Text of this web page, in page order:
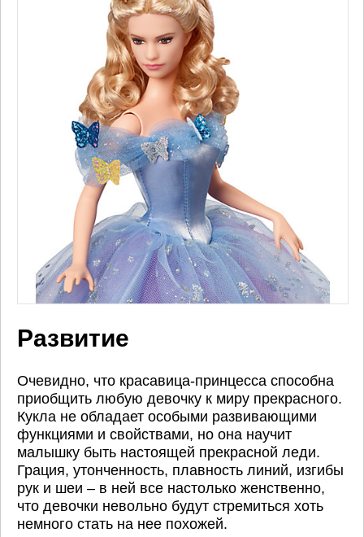
Развитие
Очевидно, что красавица-принцесса способна
приобщить любую девочку к миру прекрасного.
Кукла не обладает особыми развивающими
функциями и свойствами, но она научит
малышку быть настоящей прекрасной леди.
Грация, утонченность, плавность линий, изгибы
рук и шеи – в ней все настолько женственно,
что девочки невольно будут стремиться хоть
немного стать на нее похожей.